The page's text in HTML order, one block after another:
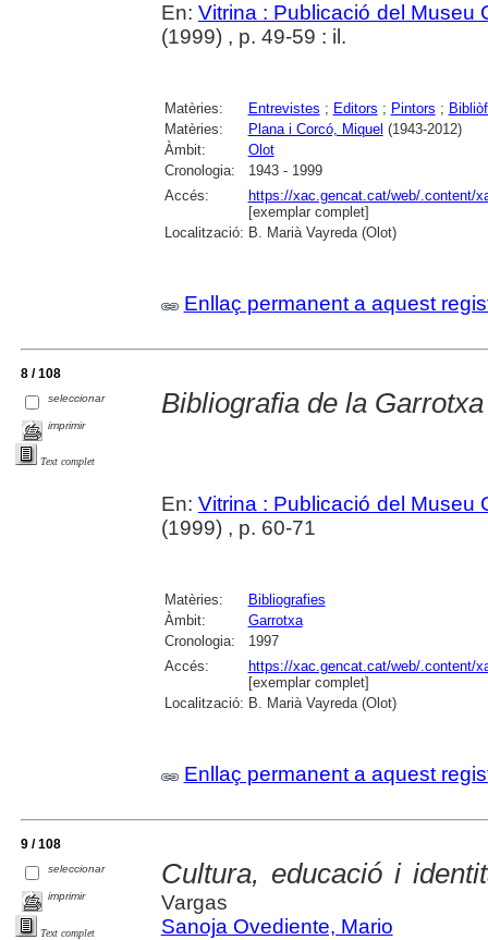
En: Vitrina : Publicació del Museu
(1999) , p. 49-59 : il.
Matèries: Entrevistes ; Editors ; Pintors ;
Matèries:
Plana i Corcó, Miquel (1943-2012)
Àmbit:
Olot
Cronologia:
1943 - 1999
Accés:
https://xac.gencat.cat/web/.content/
[exemplar complet]
Localització: B. Marià Vayreda (Olot)
Enllaç permanent a aquest
8 / 108
seleccionar
imprimir
Text complet
Bibliografia de la
En: Vitrina : Publicació del Museu
(1999) , p. 60-71
Matèries:
Bibliografies
Àmbit:
Garrotxa
Cronologia:
1997
Accés:
https://xac.gencat.cat/web/.content/
[exemplar complet]
Localització: B. Marià Vayreda (Olot)
Enllaç permanent a aquest
9 / 108
seleccionar
imprimir
Text complet
Cultura, educació i
Vargas
Sanoja Ovediente, Mario